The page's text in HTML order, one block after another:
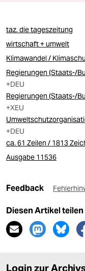
taz. die tageszeitung
wirtschaft + umwelt
Klimawandel /
Regierungen (Staats-/
+DEU
Regierungen (Staats-/
+XEU
+DEU
ca. 61 Zeilen / 1813
Ausgabe 11536
Feedback
Diesen Artikel teilen
Login zur